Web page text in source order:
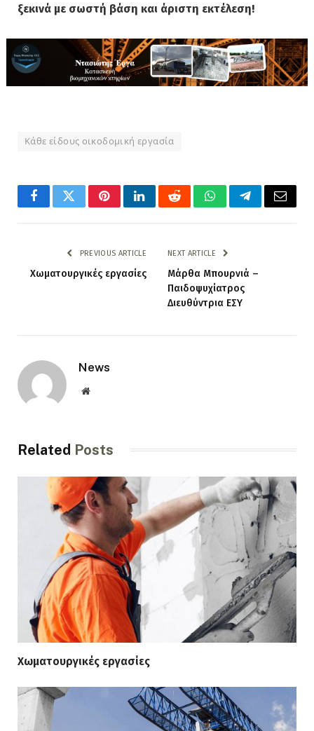
ξεκινά με σωστή βάση και άριστη εκτέλεση!
Κάθε είδους οικοδομική εργασία
FacebookTwitterPinterestLinkedInRedditWhatsAppTelegramEmail
PREVIOUS ARTICLE
Χωματουργικές εργασίες
NEXT ARTICLE
Μάρθα Μπουρνιά –
Παιδοψυχίατρος
Διευθύντρια ΕΣΥ
News
Website
Related Posts
Χωματουργικές εργασίες